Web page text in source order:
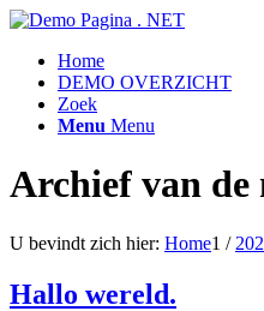
Home
DEMO OVERZICHT
Zoek
Menu Menu
Archief van de
U bevindt zich hier: Home1 /
Hallo wereld.